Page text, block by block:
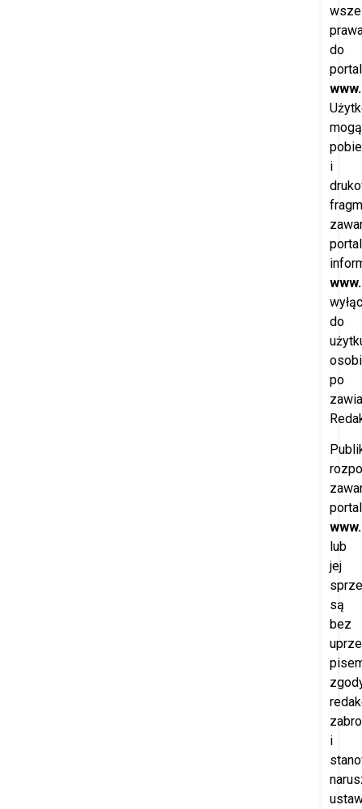
do
mogą
i
do
po
lub
jej
są
bez
i